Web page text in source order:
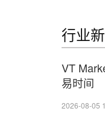
行业
VT
易时间
2026-08-05